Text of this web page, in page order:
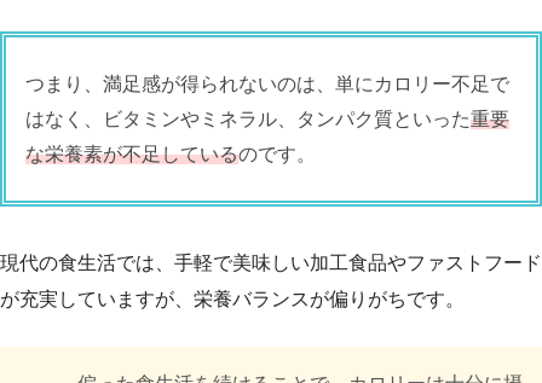
つまり、満足感が得られないのは、単にカロリー不足で
はなく、ビタミンやミネラル、タンパク質といった重要
な栄養素が不足しているのです。
現代の食生活では、手軽で美味しい加工食品やファストフード
が充実していますが、栄養バランスが偏りがちです。